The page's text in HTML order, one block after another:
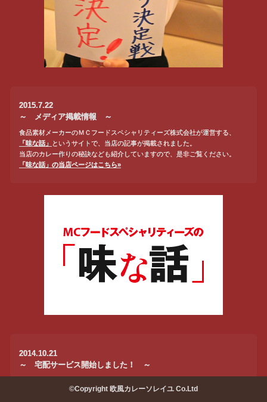
2015.7.22
～ メディア掲載情報 ～
食品素材メーカーのＭＣフードスペシャリティーズ株式会社が運営する、
「味な話」
というサイトで、当店の記事が掲載されました。
当店のカレー作りの秘訣なども紹介していますので、是非ご覧ください。
「味な話」の当店ページはこちら»
2014.10.21
～ 宅配サービス開始しました！ ～
©Copyright 欧風カレーソレイユ Co.Ltd